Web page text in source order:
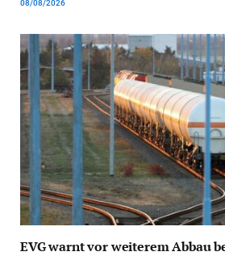
08/08/2026
EVG warnt vor weiterem Abbau